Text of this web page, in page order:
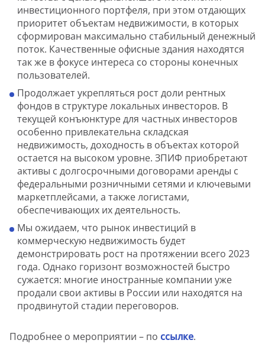
инвестиционного портфеля, при этом отдающих
приоритет объектам недвижимости, в которых
сформирован максимально стабильный денежный
поток. Качественные офисные здания находятся
так же в фокусе интереса со стороны конечных
пользователей.
Продолжает укрепляться рост доли рентных
фондов в структуре локальных инвесторов. В
текущей конъюнктуре для частных инвесторов
особенно привлекательна складская
недвижимость, доходность в объектах которой
остается на высоком уровне. ЗПИФ приобретают
активы с долгосрочными договорами аренды с
федеральными розничными сетями и ключевыми
маркетплейсами, а также логистами,
обеспечивающих их деятельность.
Мы ожидаем, что рынок инвестиций в
коммерческую недвижимость будет
демонстрировать рост на протяжении всего 2023
года. Однако горизонт возможностей быстро
сужается: многие иностранные компании уже
продали свои активы в России или находятся на
продвинутой стадии переговоров.
Подробнее о мероприятии – по ссылке.